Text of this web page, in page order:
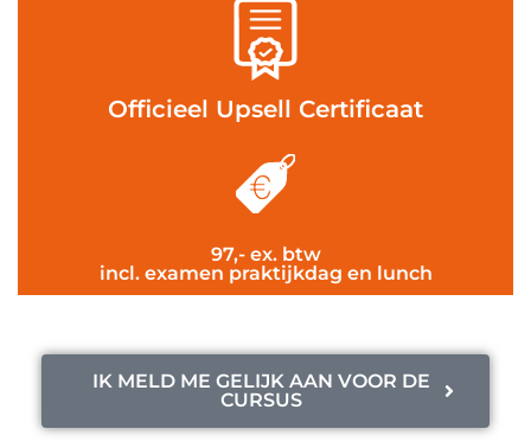
Officieel Upsell Certificaat
97,- ex. btw
incl. examen praktijkdag en lunch
IK MELD ME GELIJK AAN VOOR DE
CURSUS